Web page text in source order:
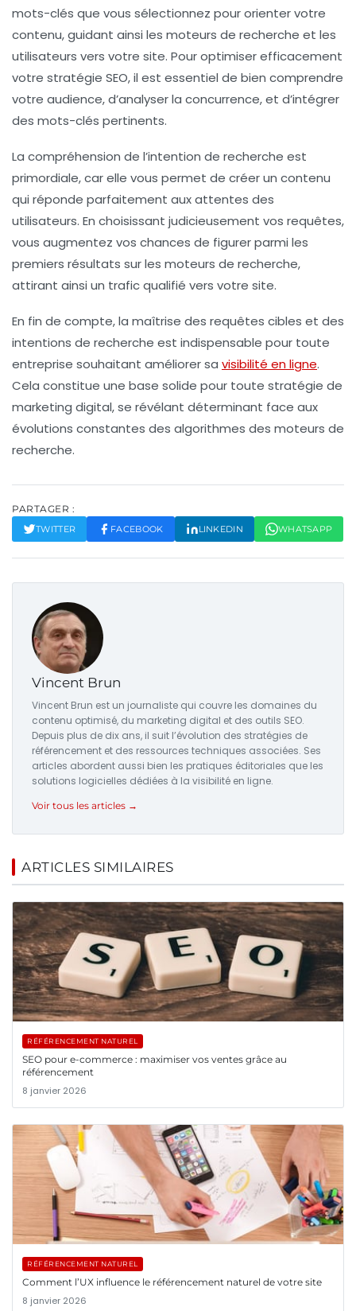
mots-clés que vous sélectionnez pour orienter votre
contenu, guidant ainsi les moteurs de recherche et les
utilisateurs vers votre site. Pour optimiser efficacement
votre stratégie SEO, il est essentiel de bien comprendre
votre audience, d’analyser la concurrence, et d’intégrer
des mots-clés pertinents.
La compréhension de l’intention de recherche est
primordiale, car elle vous permet de créer un contenu
qui réponde parfaitement aux attentes des
utilisateurs. En choisissant judicieusement vos requêtes,
vous augmentez vos chances de figurer parmi les
premiers résultats sur les moteurs de recherche,
attirant ainsi un trafic qualifié vers votre site.
En fin de compte, la maîtrise des requêtes cibles et des
intentions de recherche est indispensable pour toute
entreprise souhaitant améliorer sa visibilité en ligne.
Cela constitue une base solide pour toute stratégie de
marketing digital, se révélant déterminant face aux
évolutions constantes des algorithmes des moteurs de
recherche.
PARTAGER :
TWITTER FACEBOOK LINKEDIN WHATSAPP
Vincent Brun
Vincent Brun est un journaliste qui couvre les domaines du
contenu optimisé, du marketing digital et des outils SEO.
Depuis plus de dix ans, il suit l’évolution des stratégies de
référencement et des ressources techniques associées. Ses
articles abordent aussi bien les pratiques éditoriales que les
solutions logicielles dédiées à la visibilité en ligne.
Voir tous les articles →
ARTICLES SIMILAIRES
RÉFÉRENCEMENT NATUREL
SEO pour e-commerce : maximiser vos ventes grâce au
référencement
8 janvier 2026
RÉFÉRENCEMENT NATUREL
Comment l’UX influence le référencement naturel de votre site
8 janvier 2026